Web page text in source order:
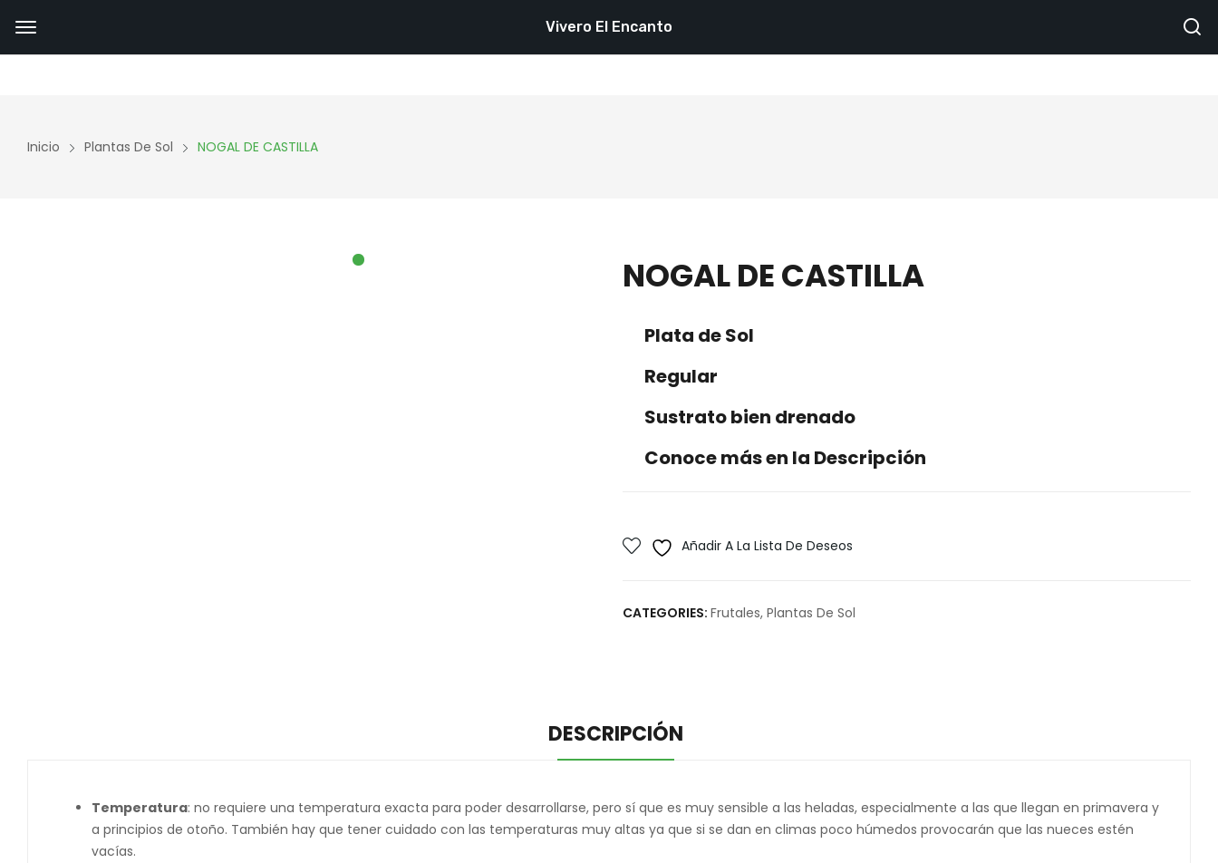
Inicio Plantas De Sol NOGAL DE CASTILLA
NOGAL DE CASTILLA
Plata de Sol
Regular
Sustrato bien drenado
Conoce más en la Descripción
Añadir A La Lista De Deseos
CATEGORIES: Frutales, Plantas De Sol
DESCRIPCIÓN
Temperatura: no requiere una temperatura exacta para poder desarrollarse, pero sí que es muy sensible a las heladas, especialmente a las que llegan en primavera y
a principios de otoño. También hay que tener cuidado con las temperaturas muy altas ya que si se dan en climas poco húmedos provocarán que las nueces estén
vacías.
Vivero El Encanto